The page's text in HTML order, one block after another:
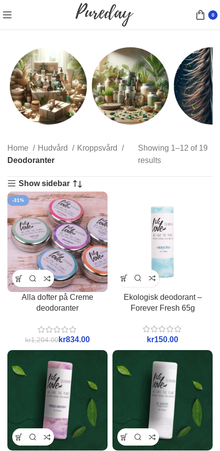
0
Home Hudvård
Kroppsvård
Deodoranter
Showing 1–12 of 19
results
Show sidebar
-31%
Alla dofter på Creme
deodoranter
kr1,204.00kr834.00
Ekologisk deodorant –
Forever Fresh 65g
kr